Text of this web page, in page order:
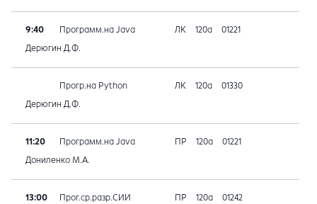
9:40 Программ.на Java ЛК 120а 01221
Дерюгин Д.Ф.
Прогр.на Python ЛК 120а 01330
Дерюгин Д.Ф.
11:20 Программ.на Java ПР 120а 01221
Дониленко М.А.
13:00 Прог.ср.разр.СИИ ПР 120а 01242